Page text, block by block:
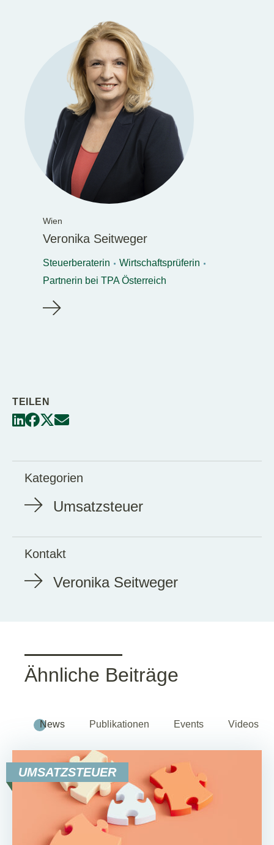
Wien
Veronika Seitweger
Steuerberaterin
Wirtschaftsprüferin
Partnerin bei TPA Österreich
TEILEN
Kategorien
Umsatzsteuer
Kontakt
Veronika Seitweger
Ähnliche Beiträge
News Publikationen Events Videos
UMSATZSTEUER